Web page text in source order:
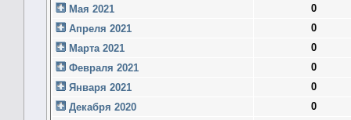
Мая 2021
0
Апреля 2021
0
Марта 2021
0
Февраля 2021
0
Января 2021
0
Декабря 2020
0